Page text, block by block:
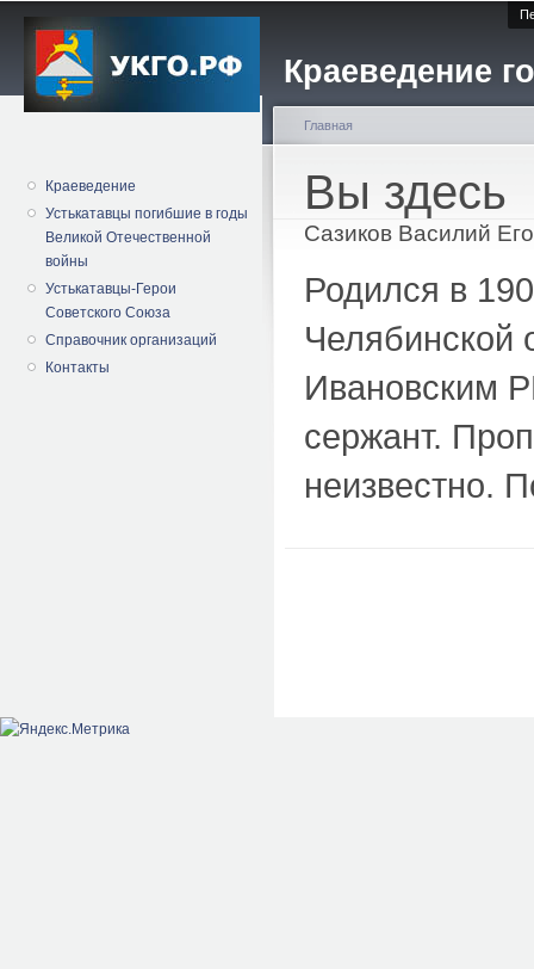
Краеведение
Краеведение
Устькатавцы погибшие в годы
Великой Отечественной
войны
Устькатавцы-Герои
Советского Союза
Справочник организаций
Контакты
Вы здесь
Главная
Сазиков Василий
Родился в
Челябинской
Ивановским
сержант.
неизвестно.